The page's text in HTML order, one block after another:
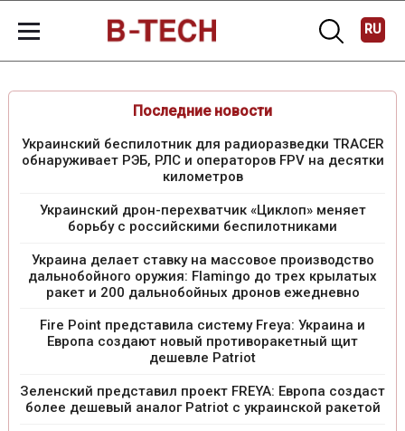
RU
Последние новости
Украинский беспилотник для радиоразведки TRACER
обнаруживает РЭБ, РЛС и операторов FPV на десятки
километров
Украинский дрон-перехватчик «Циклоп» меняет
борьбу с российскими беспилотниками
Украина делает ставку на массовое производство
дальнобойного оружия: Flamingo до трех крылатых
ракет и 200 дальнобойных дронов ежедневно
Fire Point представила систему Freya: Украина и
Европа создают новый противоракетный щит
дешевле Patriot
Зеленский представил проект FREYA: Европа создаст
более дешевый аналог Patriot с украинской ракетой